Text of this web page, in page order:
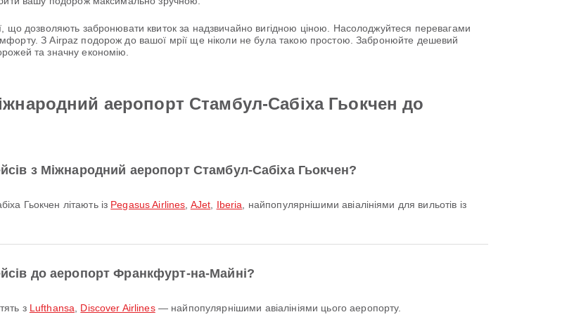
що дозволяють забронювати квиток за надзвичайно вигідною ціною. Насолоджуйтеся перевагами
З Airpaz подорож до вашої мрії ще ніколи не була такою простою. Забронюйте дешевий
та значну економію.
аеропорт Стамбул-Сабіха Гьокчен до
з Міжнародний аеропорт Стамбул-Сабіха Гьокчен?
Гьокчен літають із Pegasus Airlines AJet Iberia , найпопулярнішими авіалініями для вильотів із
до аеропорт Франкфурт-на-Майні?
з Lufthansa Discover Airlines— найпопулярнішими авіалініями цього аеропорту.